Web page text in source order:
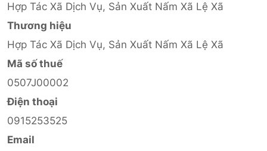
Hợp Tác Xã Dịch Vụ, Sản Xuất Nấm Xã Lệ Xã
Thương hiệu
Hợp Tác Xã Dịch Vụ, Sản Xuất Nấm Xã Lệ Xã
Mã số thuế
0507J00002
Điện thoại
0915253525
Email